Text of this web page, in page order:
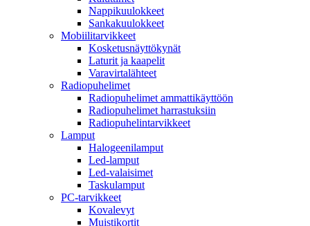
Nappikuulokkeet
Sankakuulokkeet
Mobiilitarvikkeet
Kosketusnäyttökynät
Laturit ja kaapelit
Varavirtalähteet
Radiopuhelimet
Radiopuhelimet ammattikäyttöön
Radiopuhelimet harrastuksiin
Radiopuhelintarvikkeet
Lamput
Halogeenilamput
Led-lamput
Led-valaisimet
Taskulamput
PC-tarvikkeet
Kovalevyt
Muistikortit